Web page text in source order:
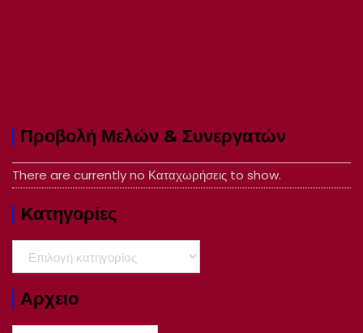
Προβολή Μελών & Συνεργατών
There are currently no Καταχωρήσεις to show.
Kατηγορίες
Kατηγορίες
Αρχειο